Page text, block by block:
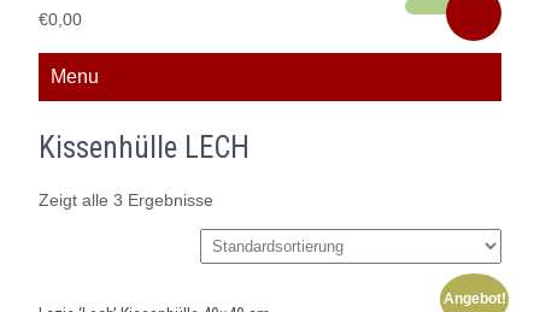
€0,00
Menu
Kissenhülle LECH
Zeigt alle 3 Ergebnisse
Angebot!